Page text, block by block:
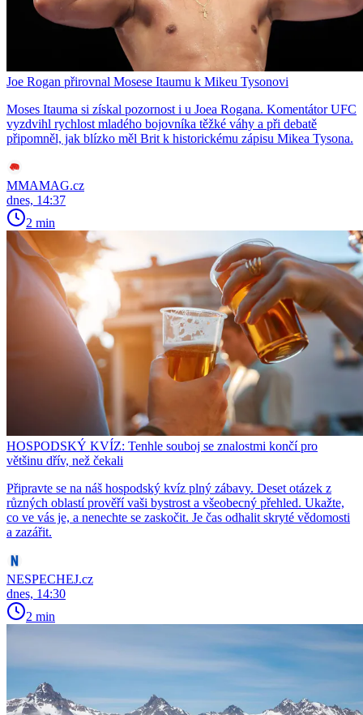
Joe Rogan přirovnal Mosese Itaumu k Mikeu Tysonovi
Moses Itauma si získal pozornost i u Joea Rogana. Komentátor UFC
vyzdvihl rychlost mladého bojovníka těžké váhy a při debatě
připomněl, jak blízko měl Brit k historickému zápisu Mikea Tysona.
MMAMAG.cz
dnes, 14:37
2 min
HOSPODSKÝ KVÍZ: Tenhle souboj se znalostmi končí pro
většinu dřív, než čekali
Připravte se na náš hospodský kvíz plný zábavy. Deset otázek z
různých oblastí prověří vaši bystrost a všeobecný přehled. Ukažte,
co ve vás je, a nenechte se zaskočit. Je čas odhalit skryté vědomosti
a zazářit.
NESPECHEJ.cz
dnes, 14:30
2 min